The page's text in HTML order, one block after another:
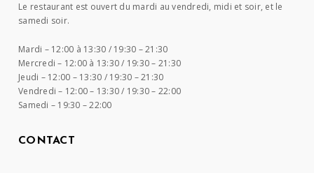
Le restaurant est ouvert du mardi au vendredi, midi et soir, et le
samedi soir.
Mardi – 12:00 à 13:30 / 19:30 – 21:30
Mercredi – 12:00 à 13:30 / 19:30 – 21:30
Jeudi – 12:00 – 13:30 / 19:30 – 21:30
Vendredi – 12:00 – 13:30 / 19:30 – 22:00
Samedi – 19:30 – 22:00
CONTACT